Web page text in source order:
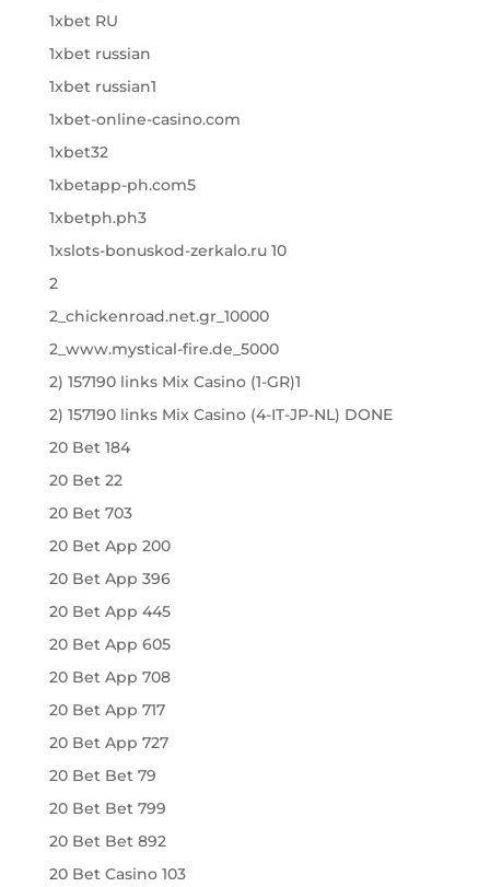
1xbet RU
1xbet russian
1xbet russian1
1xbet-online-casino.com
1xbet32
1xbetapp-ph.com5
1xbetph.ph3
1xslots-bonuskod-zerkalo.ru 10
2
2_chickenroad.net.gr_10000
2_www.mystical-fire.de_5000
2) 157190 links Mix Casino (1-GR)1
2) 157190 links Mix Casino (4-IT-JP-NL) DONE
20 Bet 184
20 Bet 22
20 Bet 703
20 Bet App 200
20 Bet App 396
20 Bet App 445
20 Bet App 605
20 Bet App 708
20 Bet App 717
20 Bet App 727
20 Bet Bet 79
20 Bet Bet 799
20 Bet Bet 892
20 Bet Casino 103